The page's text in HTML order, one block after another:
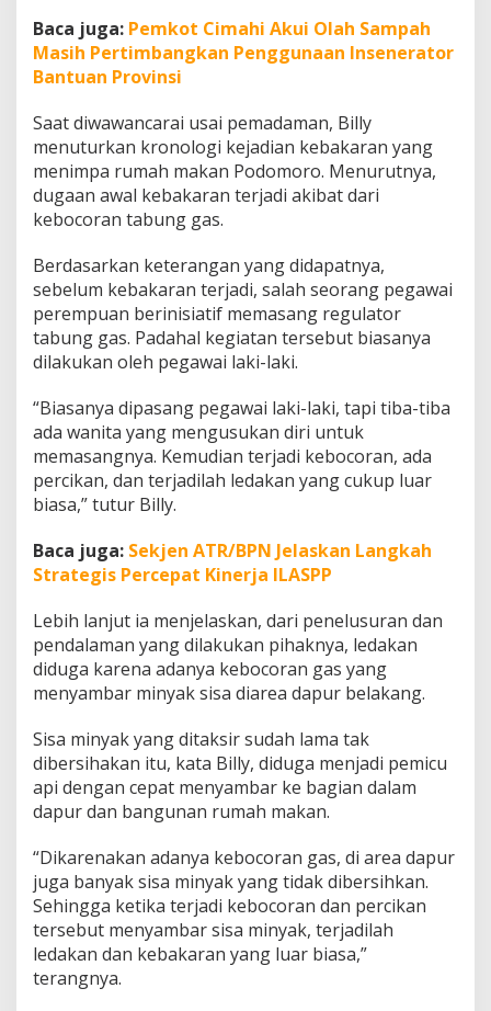
o
d
o
r
o
B
o
g
s
o
a
n
g
Baca juga: Pemkot Cimahi Akui Olah Sampah
Masih Pertimbangkan Penggunaan Insenerator
Bantuan Provinsi
Saat diwawancarai usai pemadaman, Billy
menuturkan kronologi kejadian kebakaran yang
menimpa rumah makan Podomoro. Menurutnya,
dugaan awal kebakaran terjadi akibat dari
kebocoran tabung gas.
Berdasarkan keterangan yang didapatnya,
sebelum kebakaran terjadi, salah seorang pegawai
perempuan berinisiatif memasang regulator
tabung gas. Padahal kegiatan tersebut biasanya
dilakukan oleh pegawai laki-laki.
“Biasanya dipasang pegawai laki-laki, tapi tiba-tiba
ada wanita yang mengusukan diri untuk
memasangnya. Kemudian terjadi kebocoran, ada
percikan, dan terjadilah ledakan yang cukup luar
biasa,” tutur Billy.
Baca juga: Sekjen ATR/BPN Jelaskan Langkah
Strategis Percepat Kinerja ILASPP
Lebih lanjut ia menjelaskan, dari penelusuran dan
pendalaman yang dilakukan pihaknya, ledakan
diduga karena adanya kebocoran gas yang
menyambar minyak sisa diarea dapur belakang.
Sisa minyak yang ditaksir sudah lama tak
dibersihakan itu, kata Billy, diduga menjadi pemicu
api dengan cepat menyambar ke bagian dalam
dapur dan bangunan rumah makan.
“Dikarenakan adanya kebocoran gas, di area dapur
juga banyak sisa minyak yang tidak dibersihkan.
Sehingga ketika terjadi kebocoran dan percikan
tersebut menyambar sisa minyak, terjadilah
ledakan dan kebakaran yang luar biasa,”
terangnya.